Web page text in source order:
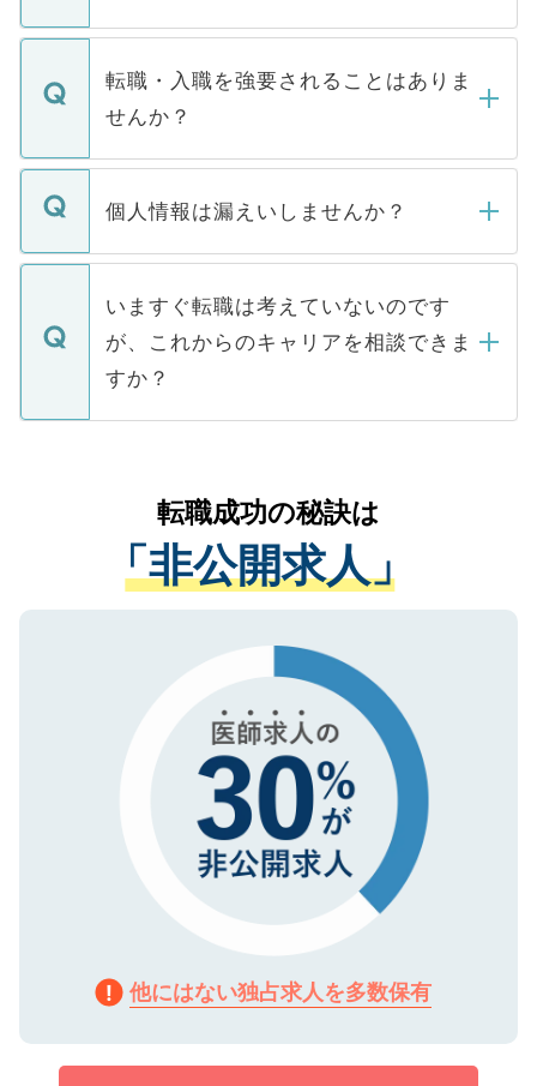
ます。通常、5営業日以内にはご連絡をせて
いただきますので、しばらくお待ちくださ
マイナビDOCTORで取り扱っている求人の
うち約3割は、Webサイトからご覧いただ
けない「非公開求人」です。非公開求人は
下記の理由によって、一般には公開してい
ません。
■応募殺到を避けるため 人気のある医療機
関を公にしてしまうと、応募が殺到する場
に、医療機関が求める条件に合った人材の
みを人材紹介会社に依頼するケースが増え
ています。
転職・入職を強要されることはありま
せんか？
転職・入職を強要することは一切ありませ
ん。また、仮に応募先から内定をいただい
定を承諾する必要はありません。内定先へ
の辞退の連絡はキャリアパートナーが行い
個人情報は漏えいしませんか？
個人情報が漏えいすることはありませんの
で、ご安心ください。当サイトからの登録
などで収集したご登録者様の個人情報は、
ご本人のキャリアアップおよび転職活動の
支援を目的に使用いたします。お預かりし
ているすべての個人データはご本人の許可
は、個人情報の取り扱いについての厳密な
管理基準を満たした事業者のみに付与され
る、プライバシーマークを取得済みです。
で、機密保持に関してもご安心ください。
いますぐ転職は考えていないのです
が、これからのキャリアを相談できま
すか？
かがいして、現在の医療機関の状況や紹介
経験をまじえながら、適切なアドバイスを
させていただきます。すぐにご転職をされ
ない方には、長期的なサポートが可能です
ので、まずはご登録ください。
転職成功の秘訣は
「非公開求人」
他にはない独占求人を多数保有